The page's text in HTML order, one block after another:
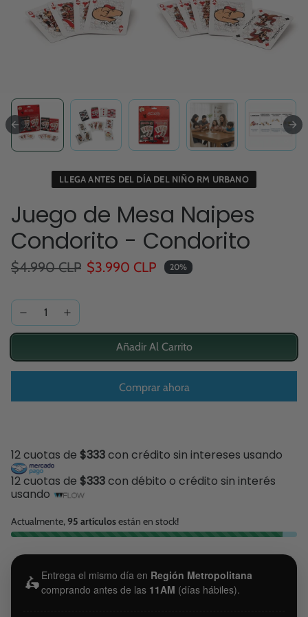
LLEGA ANTES DEL DÍA DEL NIÑO RM URBANO
Juego de Mesa Naipes
Condorito - Condorito
Precio regular
$4.990 CLP Precio de oferta
$3.990 CLP 20%
Añadir Al Carrito
Comprar ahora
12 cuotas de $333con crédito sin intereses usando
12 cuotas de $333con débito o crédito sin interés
usando
Actualmente,95 artículosestán en stock!
🛵 Entrega el mismo día en Región Metropolitana
comprando antes de las 11AM (días hábiles).